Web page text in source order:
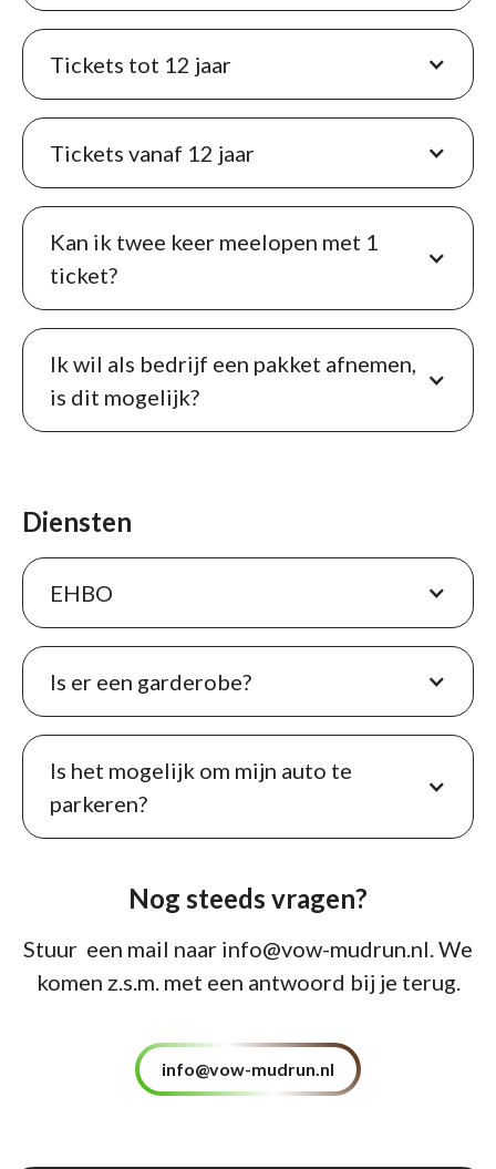
Tickets tot 12 jaar
Tickets vanaf 12 jaar
Kan ik twee keer meelopen met 1
ticket?
Ik wil als bedrijf een pakket afnemen,
is dit mogelijk?
Diensten
EHBO
Is er een garderobe?
Is het mogelijk om mijn auto te
parkeren?
mogelijk voor €2,- per auto.
Nog steeds vragen?
Stuur een mail naar info@vow-mudrun.nl. We
komen z.s.m. met een antwoord bij je terug.
info@vow-mudrun.nl